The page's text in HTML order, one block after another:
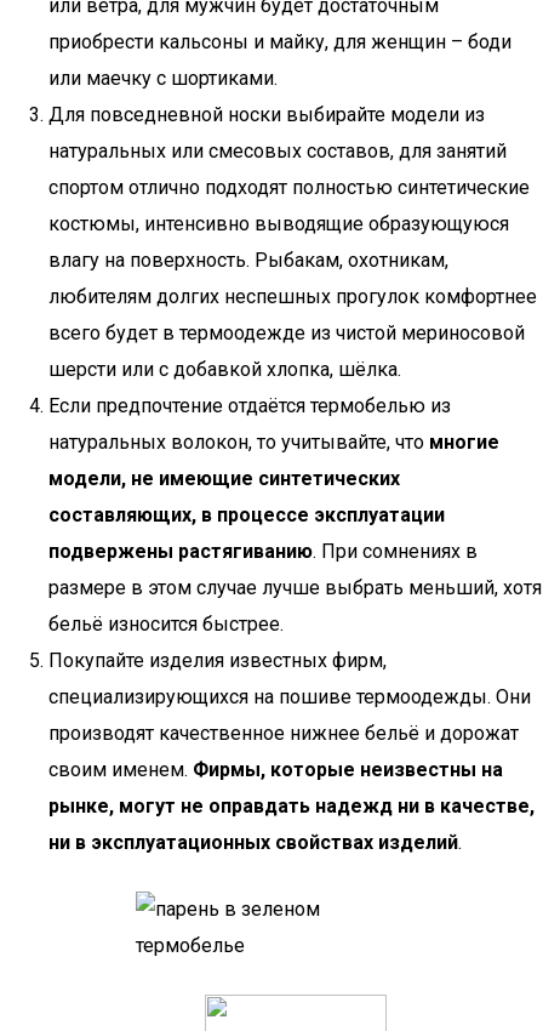
или ветра, для мужчин будет достаточным
приобрести кальсоны и майку, для женщин – боди
или маечку с шортиками.
Для повседневной носки выбирайте модели из
натуральных или смесовых составов, для занятий
спортом отлично подходят полностью синтетические
костюмы, интенсивно выводящие образующуюся
влагу на поверхность. Рыбакам, охотникам,
любителям долгих неспешных прогулок комфортнее
всего будет в термоодежде из чистой мериносовой
шерсти или с добавкой хлопка, шёлка.
Если предпочтение отдаётся термобелью из
натуральных волокон, то учитывайте, что многие
модели, не имеющие синтетических
составляющих, в процессе эксплуатации
подвержены растягиванию. При сомнениях в
размере в этом случае лучше выбрать меньший, хотя
бельё износится быстрее.
Покупайте изделия известных фирм,
специализирующихся на пошиве термоодежды. Они
производят качественное нижнее бельё и дорожат
своим именем. Фирмы, которые неизвестны на
рынке, могут не оправдать надежд ни в качестве,
ни в эксплуатационных свойствах изделий.